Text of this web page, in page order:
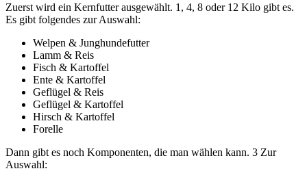
Zuerst wird ein Kernfutter ausgewählt. 1, 4, 8 oder 12 Kilo gibt es.
Es gibt folgendes zur Auswahl:
Welpen & Junghundefutter
Lamm & Reis
Fisch & Kartoffel
Ente & Kartoffel
Geflügel & Reis
Geflügel & Kartoffel
Hirsch & Kartoffel
Forelle
Dann gibt es noch Komponenten, die man wählen kann. 3 Zur
Auswahl: